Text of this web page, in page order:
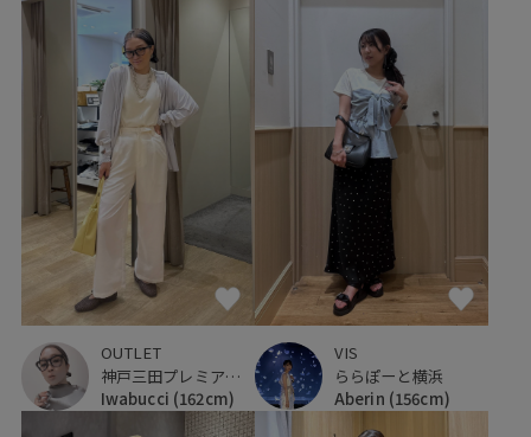
OUTLET
神戸三田プレミアム・アウトレット
Iwabucci (162cm)
VIS
ららぽーと横浜
Aberin (156cm)